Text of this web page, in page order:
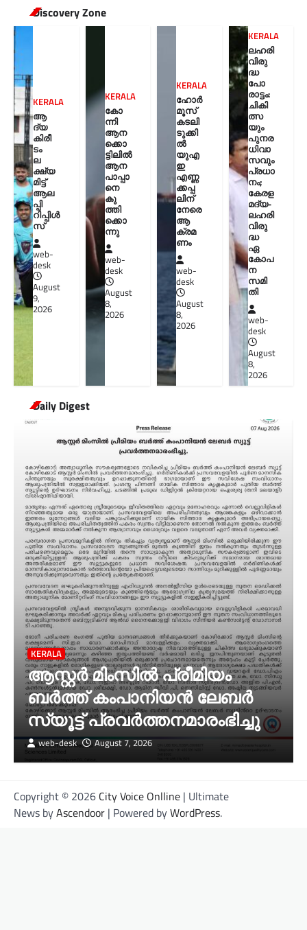
Discovery Zone
KERALA
ആ
ദ്യ
കിരീ
ടം
ല
ക്ഷ്യ
മിട്ട്
ആല
പ്പി
റിപ്പിൾ
സ്
web-
desk
August
9,
2026
KERALA
കോ
ന്നി
ആന
ക്കൊ
ട്ടിലിൽ
ആന
പാപ്പാ
നെ
കു
ത്തി
ക്കൊ
ന്നു
web-
desk
August
8,
2026
KERALA
ഹോർ
മൂസ്
കടലി
ടുക്കി
ൽ
യുഎ
ഇ
എണ്ണ
ക്കപ്പ
ലിന്
നേരെ
ആ
ക്രമ
ണം
web-
desk
August
8,
2026
KERALA
ലഹരി
വിരു
ദ്ധ
പോ
രാട്ടം:
ചികി
ത്സ
യും
പുനര
ധിവാ
സവും
പ്രധാ
നം;
കേരള
മദ്യ-
ലഹരി
വിരു
ദ്ധ
ഏ
കോപ
ന
സമി
തി
web-
desk
August
8,
2026
Daily Digest
KERALA
ആസ്റ്റർ മിംസിൽ പ്രീമിയം
ബർത്ത് കംപാനിയൻ ലേബർ
സ്യൂട്ട് പ്രവർത്തനമാരംഭിച്ചു
web-desk August 7, 2026
Copyright © 2026 City Voice Onlline | Ultimate
News byAscendoor | Powered byWordPress.